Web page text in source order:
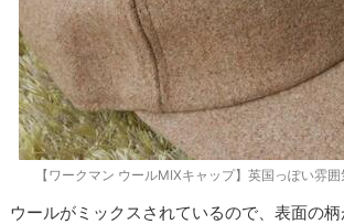
【ワークマン ウールMIXキャップ】英国っぽい雰
ウールがミックスされているので、表面の